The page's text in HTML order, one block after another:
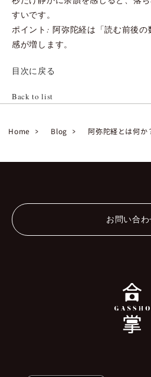
すいです。
ポイント: 阿弥陀経は「読む前後
感が増します。
目次に戻る
Back to list
Home Blog 阿弥陀経とは何か
お問い合